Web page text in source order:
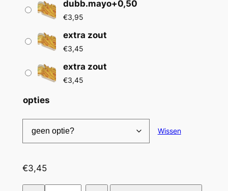
e
€
o
€
dubb.mayo+0,50
€3,95
extra zout
€3,45
extra zout
€3,45
opties
Wissen
€3,45